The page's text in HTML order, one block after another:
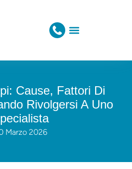
Cause, Fattori Di
Rivolgersi A Uno
Marzo 2026